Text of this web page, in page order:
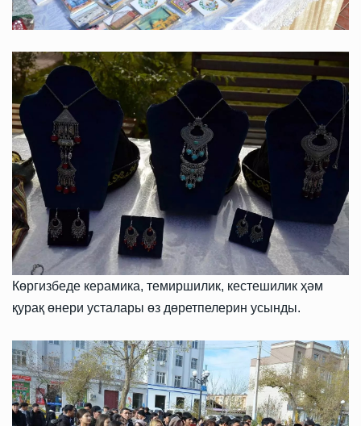
Көргизбеде керамика, темиршилик, кестешилик ҳәм
қурақ өнери усталары өз дөретпелерин усынды.